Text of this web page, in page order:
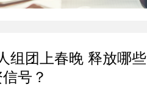
组团上春晚 释放哪些
号？